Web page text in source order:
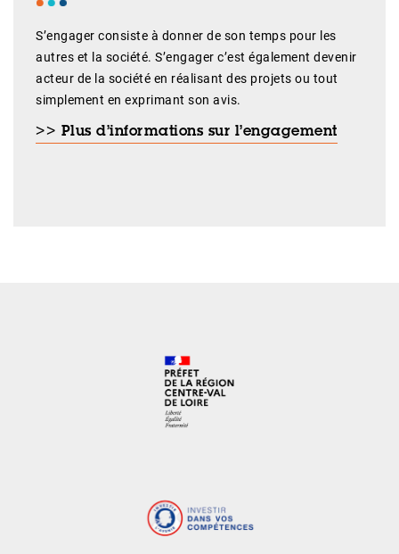
S’engager consiste à donner de son temps pour les
autres et la société. S’engager c’est également devenir
acteur de la société en réalisant des projets ou tout
simplement en exprimant son avis.
>> Plus d’informations sur l’engagement